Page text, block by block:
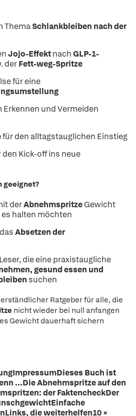
ThemaSchlankbleiben nach der
Jojo-EffektnachGLP-1-
derFett-weg-Spritze
für eine
und Vermeiden
für den alltagstauglichen Einstieg
den Kick-off ins neue
geeignet?
derAbnehmspritzeGewicht
halten möchten
Absetzen der
die eine praxistaugliche
gesund essen und
suchen
Ratgeber für alle, die
nicht wieder bei null anfangen
Gewicht dauerhaft sichern
Buch ist
...Die Abnehmspritze auf den
der FaktencheckDer
die weiterhelfen10 ×